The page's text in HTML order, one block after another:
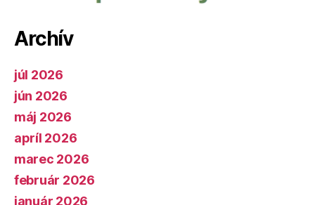
Archív
júl 2026
jún 2026
máj 2026
apríl 2026
marec 2026
február 2026
január 2026